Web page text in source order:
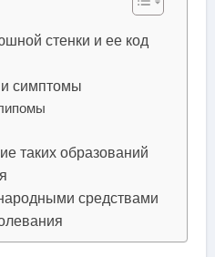
стенки и ее код
симптомы
таких образований
средствами